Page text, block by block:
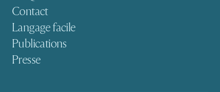
Contact
Langage facile
Publications
Presse